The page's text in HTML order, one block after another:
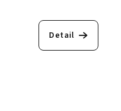
Detail